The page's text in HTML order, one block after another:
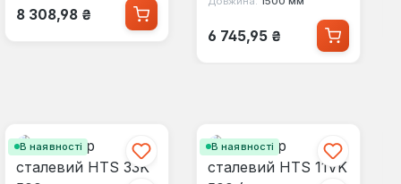
Звичайна ціна:
8 308,98 ₴
Звичайна ціна:
6 745,95 ₴
В наявності В наявності